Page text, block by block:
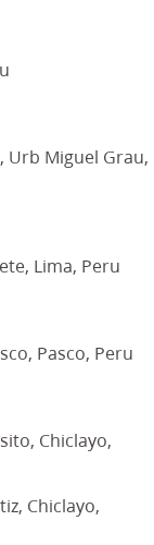
Urb Miguel Grau,
Lima, Peru
Pasco, Peru
Chiclayo,
Chiclayo,